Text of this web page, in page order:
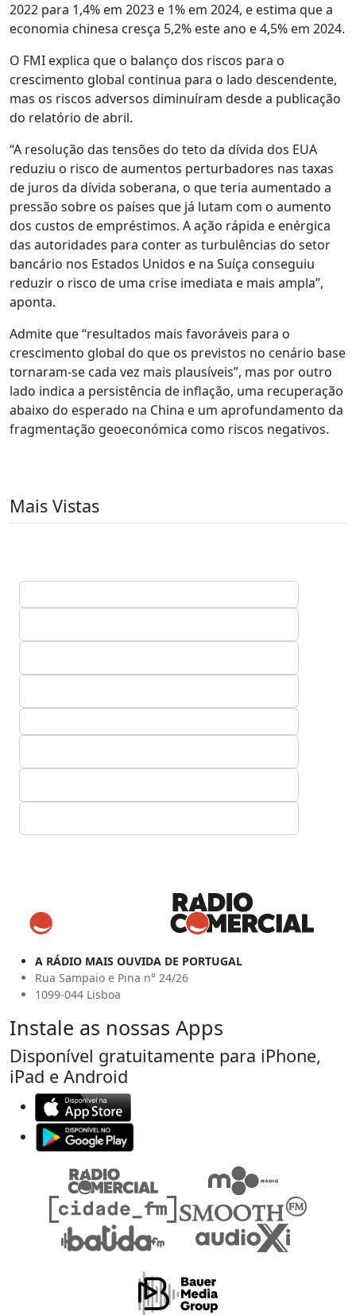
2022 para 1,4% em 2023 e 1% em 2024, e estima que a
economia chinesa cresça 5,2% este ano e 4,5% em 2024.
O FMI explica que o balanço dos riscos para o
crescimento global continua para o lado descendente,
mas os riscos adversos diminuíram desde a publicação
do relatório de abril.
“A resolução das tensões do teto da dívida dos EUA
reduziu o risco de aumentos perturbadores nas taxas
de juros da dívida soberana, o que teria aumentado a
pressão sobre os países que já lutam com o aumento
dos custos de empréstimos. A ação rápida e enérgica
das autoridades para conter as turbulências do setor
bancário nos Estados Unidos e na Suíça conseguiu
reduzir o risco de uma crise imediata e mais ampla”,
aponta.
Admite que “resultados mais favoráveis para o
crescimento global do que os previstos no cenário base
tornaram-se cada vez mais plausíveis”, mas por outro
lado indica a persistência de inflação, uma recuperação
abaixo do esperado na China e um aprofundamento da
fragmentação geoeconómica como riscos negativos.
Mais Vistas
A RÁDIO MAIS OUVIDA DE PORTUGAL
Rua Sampaio e Pina n° 24/26
1099-044 Lisboa
Instale as nossas Apps
Disponível gratuitamente para iPhone,
iPad e Android